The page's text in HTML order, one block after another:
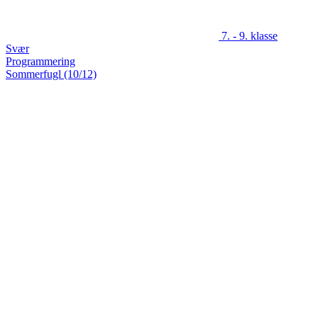
7. - 9. klasse
Svær
Programmering
Sommerfugl (10/12)